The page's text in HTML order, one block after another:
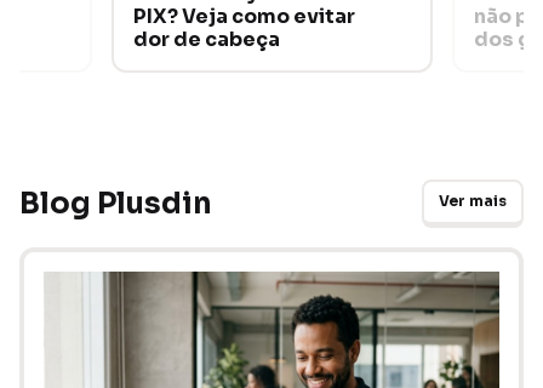
PIX? Veja como evitar
dor de cabeça
não
dos
Blog Plusdin Ver mais